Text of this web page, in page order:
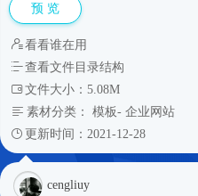
预 览
看看谁在用
查看文件目录结构
文件大小：5.08M
素材分类： 模板- 企业网站
更新时间：2021-12-28
cengliuy